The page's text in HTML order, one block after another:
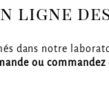
ligne
dans notre
ou